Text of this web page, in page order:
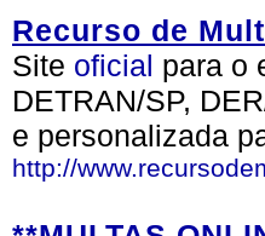
Recurso de
Site oficial para o
DETRAN/SP,
e personalizada
http://